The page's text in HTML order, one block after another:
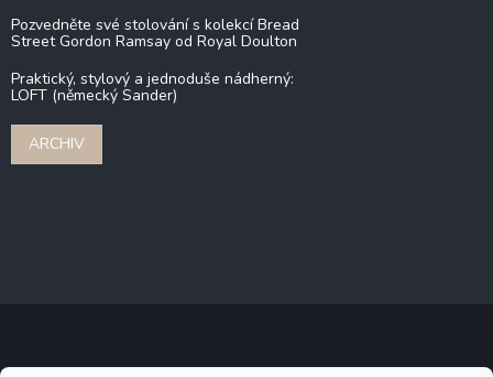
Pozvedněte své stolování s kolekcí Bread
Street Gordon Ramsay od Royal Doulton
Praktický, stylový a jednoduše nádherný:
LOFT (německý Sander)
ARCHIV